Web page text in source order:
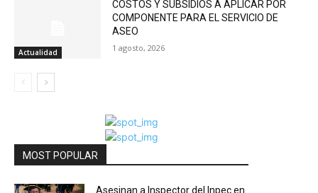
Actualidad
COSTOS Y SUBSIDIOS A APLICAR POR
COMPONENTE PARA EL SERVICIO DE
ASEO
1 agosto, 2026
MOST POPULAR
Asesinan a Inspector del Inpec en